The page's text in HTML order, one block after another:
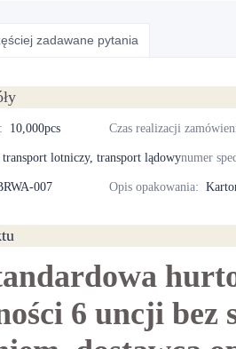
zadawane pytania
: 10,000pcs Czas realizacji
lotniczy, transport lądowynumer
007 Opis opakowania:
6 uncji bez